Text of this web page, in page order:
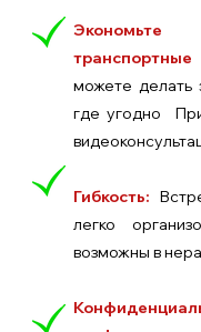
можете делать
где угодно
Гибкость:
легко
возможны в